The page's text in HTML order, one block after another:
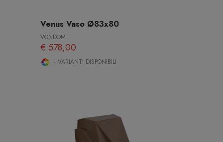
Venus Vaso Ø83x80
VONDOM
€ 578,00
+ VARIANTI DISPONIBILI